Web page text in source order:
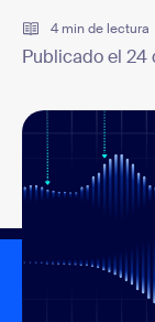
4 min de lectura
Publicado el 24